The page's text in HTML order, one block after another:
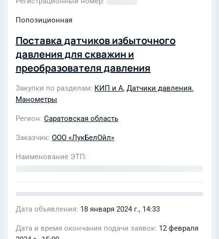
Попозиционная
Поставка датчиков избыточного
давления для скважин и
преобразователя давления
Закупки по разделам КИП и А, Датчики давления.
Манометры
Регион Саратовская область
Заказчик ООО «ЛукБелОйл»
Наименование ЭТП
Дата объявления 18 января 2024 г., 14:33
Дата и время окончания подачи заявок 12 февраля